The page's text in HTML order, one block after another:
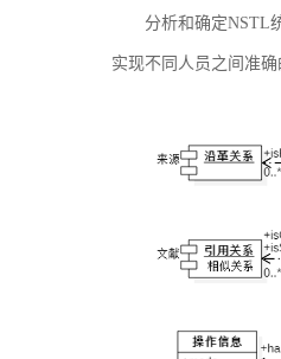
分析和确定NSTL
实现不同人员之间准